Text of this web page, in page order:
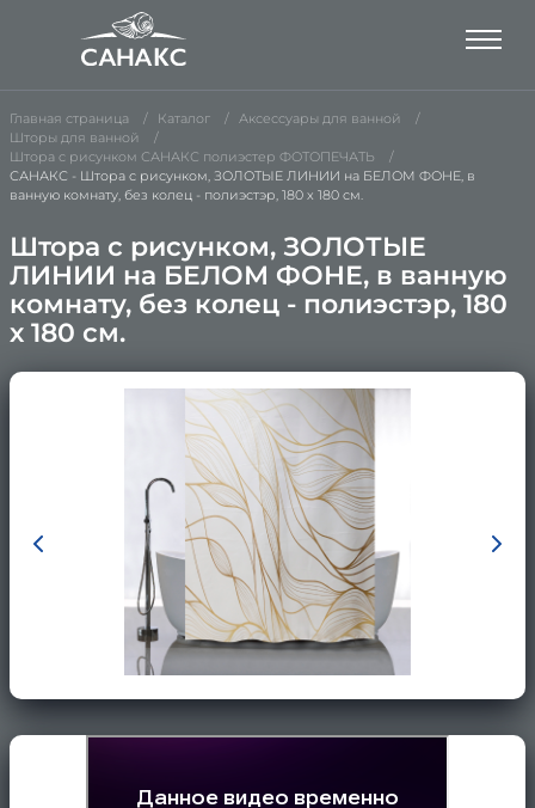
Главная страница Каталог
Аксессуары для ванной
Шторы для ванной
Штора с рисунком САНАКС полиэстер ФОТОПЕЧАТЬ
САНАКС - Штора с рисунком, ЗОЛОТЫЕ ЛИНИИ на БЕЛОМ ФОНЕ, в
ванную комнату, без колец - полиэстэр, 180 х 180 см.
Штора с рисунком, ЗОЛОТЫЕ
ЛИНИИ на БЕЛОМ ФОНЕ, в ванную
комнату, без колец - полиэстэр, 180
х 180 см.